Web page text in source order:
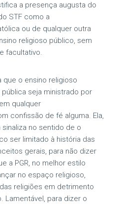
a presença augusta do
STF como a
ou de qualquer outra
religioso público, sem
facultativo.
que o ensino religioso
seja ministrado por
qualquer
confissão de fé alguma. Ela,
no sentido de o
ser limitado à história das
gerais, para não dizer
a PGR, no melhor estilo
no espaço religioso,
religiões em detrimento
Lamentável, para dizer o